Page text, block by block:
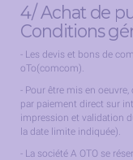
4/ Achat de
Conditions
- Les devis et bons de
oTo(comcom).
- Pour être mis en
par paiement direct sur
impression et validation
la date limite indiquée).
- La société A OTO se